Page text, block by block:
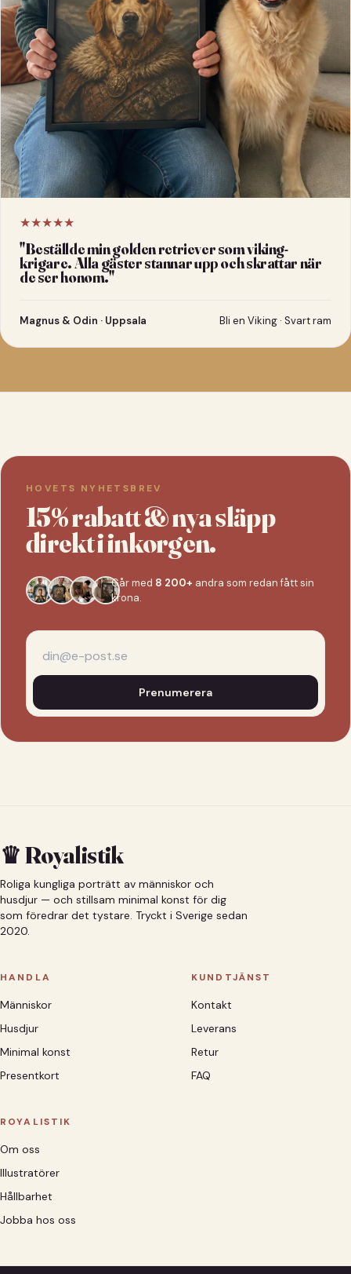
★★★★★
"Beställde min golden retriever som viking-
krigare. Alla gäster stannar upp och skrattar när
de ser honom."
Magnus & Odin · Uppsala Bli en Viking · Svart ram
HOVETS NYHETSBREV
15% rabatt & nya släpp
direkt i inkorgen.
Går med 8 200+ andra som redan fått sin
krona.
Prenumerera
♛ Royalistik
Roliga kungliga porträtt av människor och
husdjur — och stillsam minimal konst för dig
som föredrar det tystare. Tryckt i Sverige sedan
2020.
HANDLA
Människor
Husdjur
Minimal konst
Presentkort
KUNDTJÄNST
Kontakt
Leverans
Retur
FAQ
ROYALISTIK
Om oss
Illustratörer
Hållbarhet
Jobba hos oss